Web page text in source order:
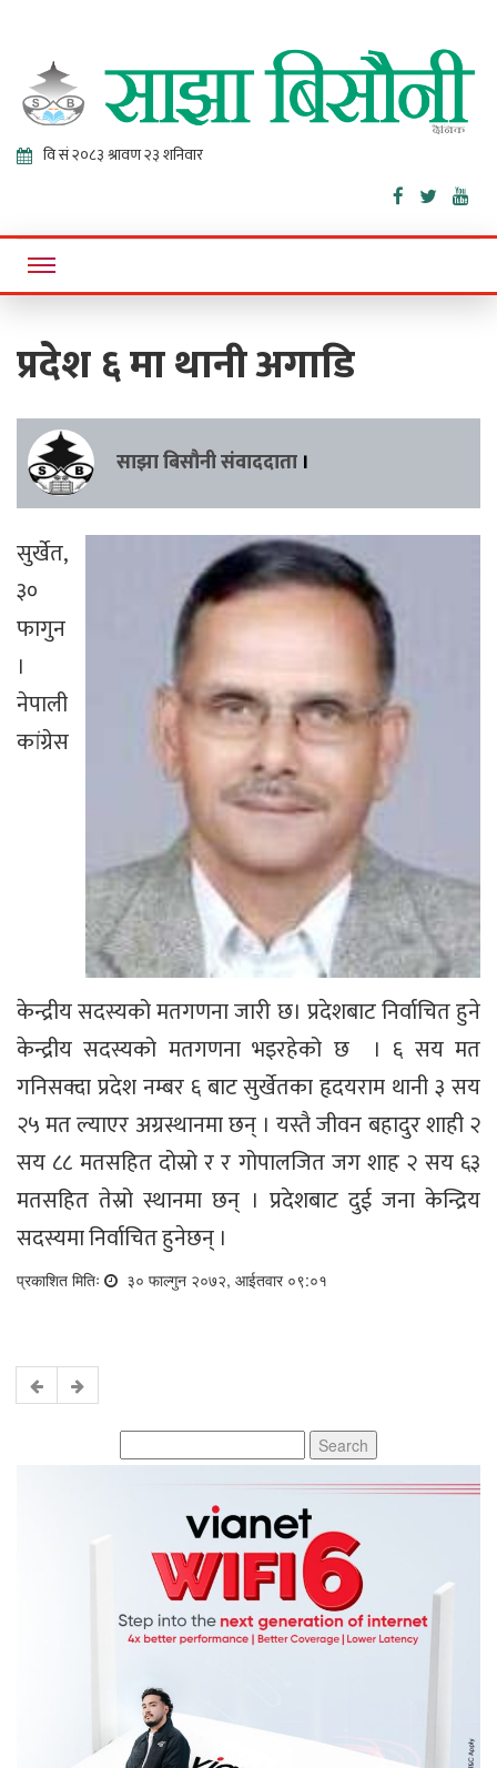
Sajha
Bisaunee
Online News Portal
प्रदेश ६ मा थानी अगाडि
साझा बिसौनी संवाददाता ।
सुर्खेत,
३०
फागुन
।
नेपाली
कांग्रेस
केन्द्रीय सदस्यको मतगणना जारी छ। प्रदेशबाट निर्वाचित हुने
केन्द्रीय सदस्यको मतगणना भइरहेको छ । ६ सय मत
गनिसक्दा प्रदेश नम्बर ६ बाट सुर्खेतका हृदयराम थानी ३ सय
२५ मत ल्याएर अग्रस्थानमा छन् । यस्तै जीवन बहादुर शाही २
सय ८८ मतसहित दोस्रो र र गोपालजित जग शाह २ सय ६३
मतसहित तेस्रो स्थानमा छन् । प्रदेशबाट दुई जना केन्द्रिय
सदस्यमा निर्वाचित हुनेछन् ।
प्रकाशित मितिः ३० फाल्गुन २०७२, आईतवार ०९:०१
for: